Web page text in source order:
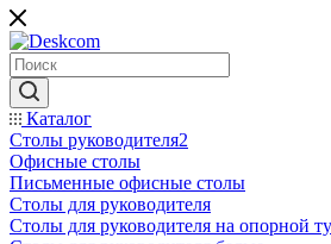
Каталог
Столы руководителя2
Офисные столы
Письменные офисные столы
Столы для руководителя
Столы для руководителя на опорной